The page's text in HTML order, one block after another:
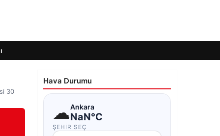
30
Hava Durumu
☁Ankara
NaN°C
ŞEHIR SEÇ